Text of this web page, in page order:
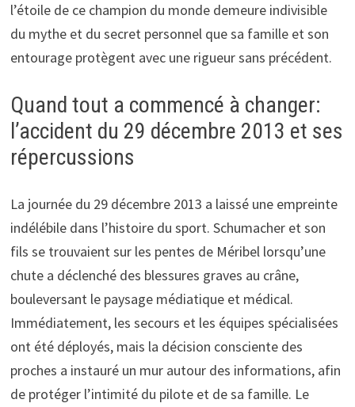
l’étoile de ce champion du monde demeure indivisible
du mythe et du secret personnel que sa famille et son
entourage protègent avec une rigueur sans précédent.
Quand tout a commencé à changer:
l’accident du 29 décembre 2013 et ses
répercussions
La journée du 29 décembre 2013 a laissé une empreinte
indélébile dans l’histoire du sport. Schumacher et son
fils se trouvaient sur les pentes de Méribel lorsqu’une
chute a déclenché des blessures graves au crâne,
bouleversant le paysage médiatique et médical.
Immédiatement, les secours et les équipes spécialisées
ont été déployés, mais la décision consciente des
proches a instauré un mur autour des informations, afin
de protéger l’intimité du pilote et de sa famille. Le